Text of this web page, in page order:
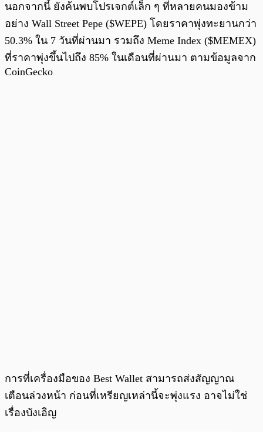
นอกจากนี้ ยังค้นพบโปรเจกต์เล็ก ๆ ที่หลายคนมองข้าม
อย่าง Wall Street Pepe ($WEPE) โดยราคาพุ่งทะยานกว่า
50.3% ใน 7 วันที่ผ่านมา รวมถึง Meme Index ($MEMEX)
ที่ราคาพุ่งขึ้นไปถึง 85% ในเดือนที่ผ่านมา ตามข้อมูลจาก
CoinGecko
การที่เครื่องมือของ Best Wallet สามารถส่งสัญญาณ
เตือนล่วงหน้า ก่อนที่เหรียญเหล่านี้จะพุ่งแรง อาจไม่ใช่
เรื่องบังเอิญ